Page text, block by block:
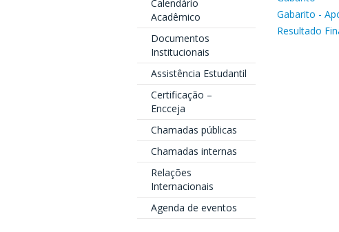
Calendário
Acadêmico
Documentos
Institucionais
Assistência Estudantil
Certificação –
Encceja
Chamadas públicas
Chamadas internas
Relações
Internacionais
Agenda de eventos
Gabarito -
Resultado